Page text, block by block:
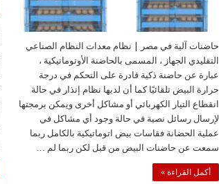
حاضنات آلية في مصر | نظام معدات النظام الصناعي
التقليدي الجهاز ، المسمى بالحاضنة الأوتوماتيكية ،
عبارة عن حاضنة ذكية قادرة على التحكم في درجة
حرارة البيض تلقائيًا كما أن لديها نظام إنذار في حالة
انقطاع التيار الكهربائي أو مشاكل أخرى ويمكن برمجتها
لإرسال رسائل نصية في حالة وجود أي مشاكل في
عملية الحضانة فقاسات بيض اتوماتيكية بالكامل ربما
سمعت عن حاضنات البيض من قبل لكن ربما لم …
أكمل القراءة »